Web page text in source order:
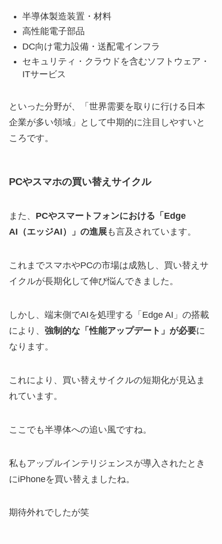
半導体製造装置・材料
高性能電子部品
DC向け電力設備・送配電インフラ
セキュリティ・クラウドを含むソフトウェア・
ITサービス
といった分野が、「世界需要を取りに行ける日本
企業が多い領域」として中期的に注目しやすいと
ころです。
PCやスマホの買い替えサイクル
また、 PCやスマートフォンにおける「Edge
AI（エッジAI）」の進展も言及されています。
これまでスマホやPCの市場は成熟し、買い替えサ
イクルが長期化して伸び悩んできました。
しかし、端末側でAIを処理する「Edge AI」の搭載
により、 強制的な「性能アップデート」が必要に
なります。
これにより、買い替えサイクルの短期化が見込ま
れています。
ここでも半導体への追い風ですね。
私もアップルインテリジェンスが導入されたとき
にiPhoneを買い替えましたね。
期待外れでしたが笑